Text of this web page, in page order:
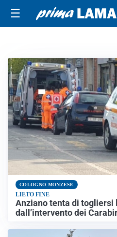
☰
COLOGNO MONZESE
LIETO FINE
Anziano tenta di togliersi
dall’intervento dei